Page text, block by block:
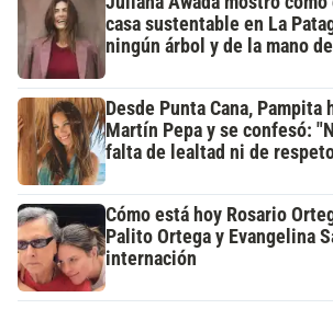
casa sustentable en La
ningún árbol y de la mano
Desde Punta Cana, Pampita
Martín Pepa y se confesó:
falta de lealtad ni de
Cómo está hoy Rosario
Palito Ortega y Evangelina
internación